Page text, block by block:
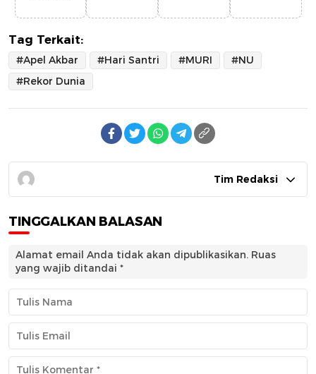
Tag Terkait:
#Apel Akbar #Hari Santri #MURI
#NU
#Rekor Dunia
Tim Redaksi
TINGGALKAN BALASAN
Alamat email Anda tidak akan dipublikasikan. Ruas
yang wajib ditandai *